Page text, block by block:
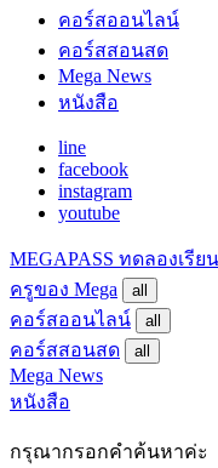
คอร์สออนไลน์
คอร์สสอนสด
Mega News
หนังสือ
line
facebook
instagram
youtube
MEGAPASS ทดลองเรีย
ครูของ Mega
all
คอร์สออนไลน์ all
คอร์สสอนสด all
Mega News
หนังสือ
กรุณากรอกคำค้นหาค่ะ